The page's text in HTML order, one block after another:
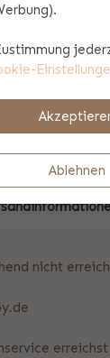
nicht
Ablehnen